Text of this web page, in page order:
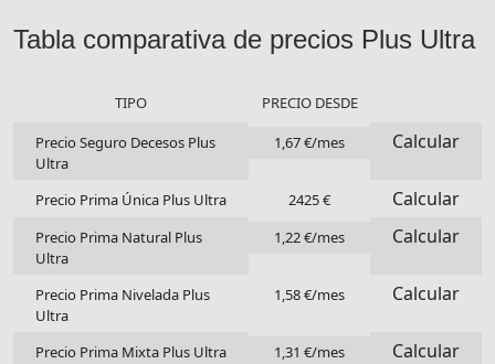
Tabla comparativa de precios Plus Ultra
TIPO
PRECIO DESDE
Precio Seguro Decesos Plus
Ultra
1,67 €/mes Calcular
Precio Prima Única Plus Ultra 2425 € Calcular
Precio Prima Natural Plus
Ultra
1,22 €/mes Calcular
Precio Prima Nivelada Plus
Ultra
1,58 €/mes Calcular
Precio Prima Mixta Plus Ultra 1,31 €/mes Calcular